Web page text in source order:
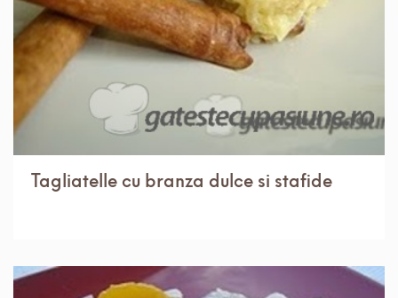
Tagliatelle cu branza dulce si stafide